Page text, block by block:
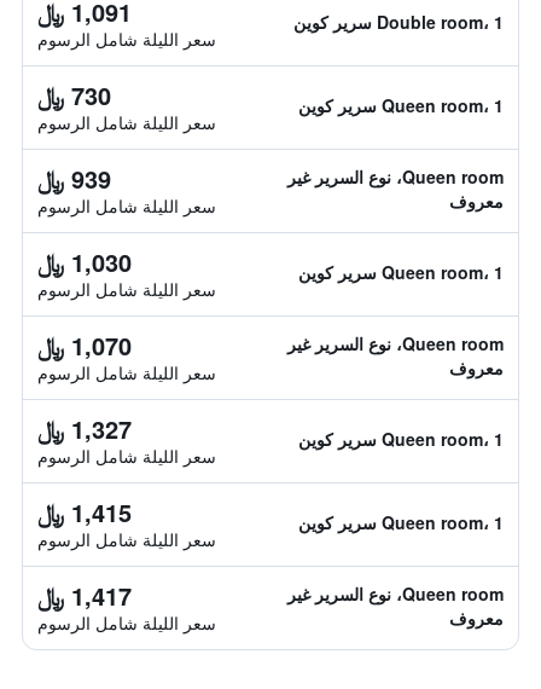
Double room، 1 سرير كوين 1,091 ﷼
سعر الليلة شامل الرسوم
Queen room، 1 سرير كوين 730 ﷼
سعر الليلة شامل الرسوم
Queen room، نوع السرير غير
معروف
939 ﷼
سعر الليلة شامل الرسوم
Queen room، 1 سرير كوين 1,030 ﷼
سعر الليلة شامل الرسوم
Queen room، نوع السرير غير
معروف
1,070 ﷼
سعر الليلة شامل الرسوم
Queen room، 1 سرير كوين 1,327 ﷼
سعر الليلة شامل الرسوم
Queen room، 1 سرير كوين 1,415 ﷼
سعر الليلة شامل الرسوم
Queen room، نوع السرير غير
معروف
1,417 ﷼
سعر الليلة شامل الرسوم